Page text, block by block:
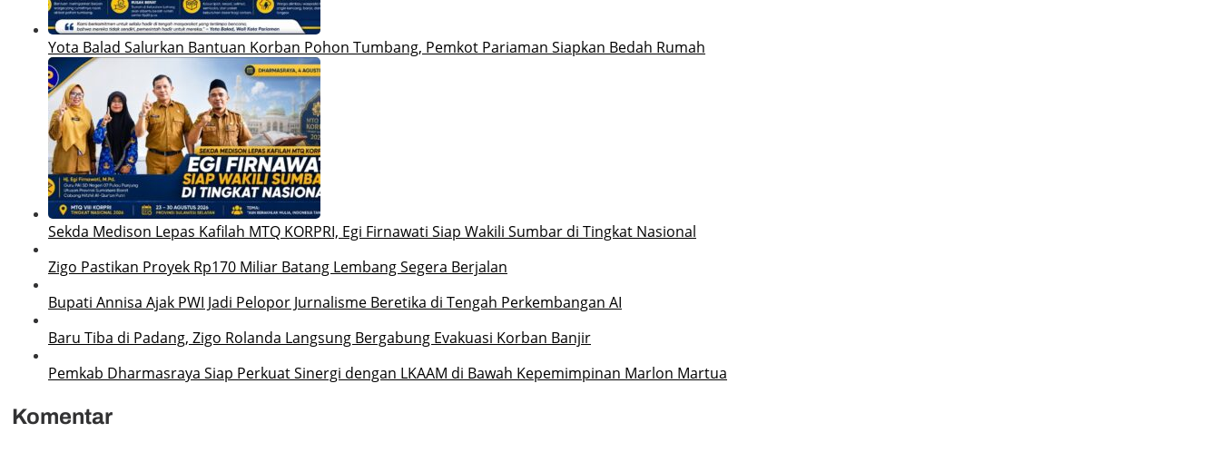
Yota Balad Salurkan Bantuan Korban Pohon Tumbang, Pemkot Pariaman Siapkan Bedah Rumah
Sekda Medison Lepas Kafilah MTQ KORPRI, Egi Firnawati Siap Wakili Sumbar di Tingkat Nasional
Zigo Pastikan Proyek Rp170 Miliar Batang Lembang Segera Berjalan
Bupati Annisa Ajak PWI Jadi Pelopor Jurnalisme Beretika di Tengah Perkembangan AI
Baru Tiba di Padang, Zigo Rolanda Langsung Bergabung Evakuasi Korban Banjir
Pemkab Dharmasraya Siap Perkuat Sinergi dengan LKAAM di Bawah Kepemimpinan Marlon Martua
Komentar